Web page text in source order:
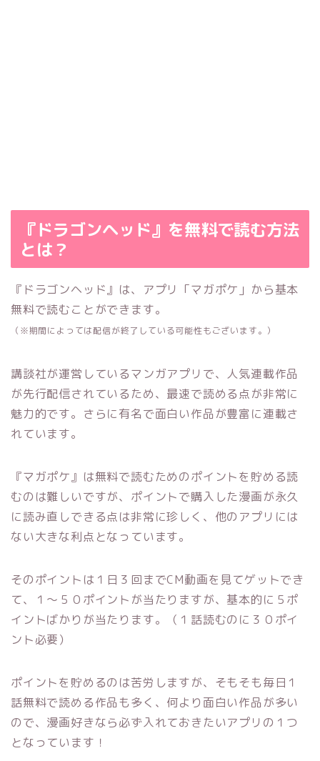
『ドラゴンヘッド』を無料で読む方法
とは？
『ドラゴンヘッド』は、アプリ「マガポケ」から基本
無料で読むことができます。
（※期間によっては配信が終了している可能性もございます。）
講談社が運営しているマンガアプリで、人気連載作品
が先行配信されているため、最速で読める点が非常に
魅力的です。さらに有名で面白い作品が豊富に連載さ
れています。
『マガポケ』は無料で読むためのポイントを貯める読
むのは難しいですが、ポイントで購入した漫画が永久
に読み直しできる点は非常に珍しく、他のアプリには
ない大きな利点となっています。
そのポイントは１日３回までCM動画を見てゲットでき
て、１～５０ポイントが当たりますが、基本的に５ポ
イントばかりが当たります。（１話読むのに３０ポイ
ント必要）
ポイントを貯めるのは苦労しますが、そもそも毎日１
話無料で読める作品も多く、何より面白い作品が多い
ので、漫画好きなら必ず入れておきたいアプリの１つ
となっています！